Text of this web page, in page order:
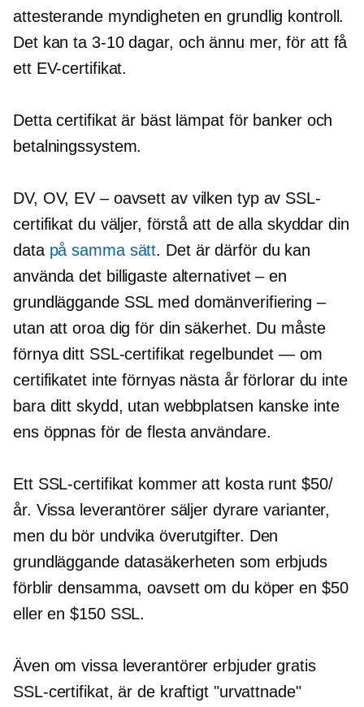
attesterande myndigheten en grundlig kontroll.
Det kan ta 3-10 dagar, och ännu mer, för att få
ett EV-certifikat.
Detta certifikat är bäst lämpat för banker och
betalningssystem.
DV, OV, EV – oavsett av vilken typ av SSL-
certifikat du väljer, förstå att de alla skyddar din
data på samma sätt. Det är därför du kan
använda det billigaste alternativet – en
grundläggande SSL med domänverifiering –
utan att oroa dig för din säkerhet. Du måste
förnya ditt SSL-certifikat regelbundet — om
certifikatet inte förnyas nästa år förlorar du inte
bara ditt skydd, utan webbplatsen kanske inte
ens öppnas för de flesta användare.
Ett SSL-certifikat kommer att kosta runt $50/
år. Vissa leverantörer säljer dyrare varianter,
men du bör undvika överutgifter. Den
grundläggande datasäkerheten som erbjuds
förblir densamma, oavsett om du köper en $50
eller en $150 SSL.
Även om vissa leverantörer erbjuder gratis
SSL-certifikat, är de kraftigt "urvattnade"